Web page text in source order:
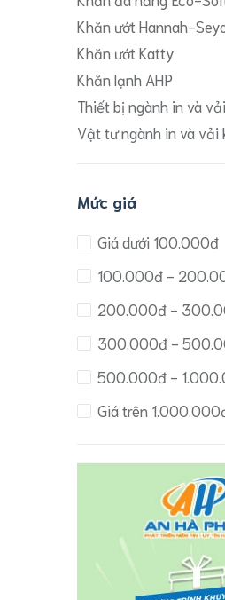
Khăn ướt Hannah-
Khăn ướt Katty
Khăn lạnh AHP
Thiết bị ngành in và
Vật tư ngành in và vải
Mức giá
Giá dưới 100.000đ
100.000đ -
200.000đ -
300.000đ -
500.000đ -
Giá trên